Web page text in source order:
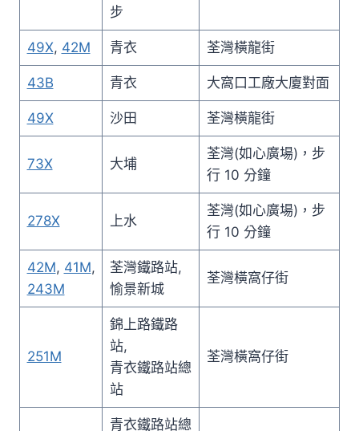
步
49X, 42M 青衣 荃灣橫龍街
43B 青衣 大窩口工廠大廈對面
49X 沙田 荃灣橫龍街
73X 大埔
荃灣(如心廣場)，步
行 10 分鐘
278X 上水
荃灣(如心廣場)，步
行 10 分鐘
42M, 41M,
243M
荃灣鐵路站,
愉景新城
荃灣橫窩仔街
251M
錦上路鐵路
站,
青衣鐵路站總
站
荃灣橫窩仔街
青衣鐵路站總